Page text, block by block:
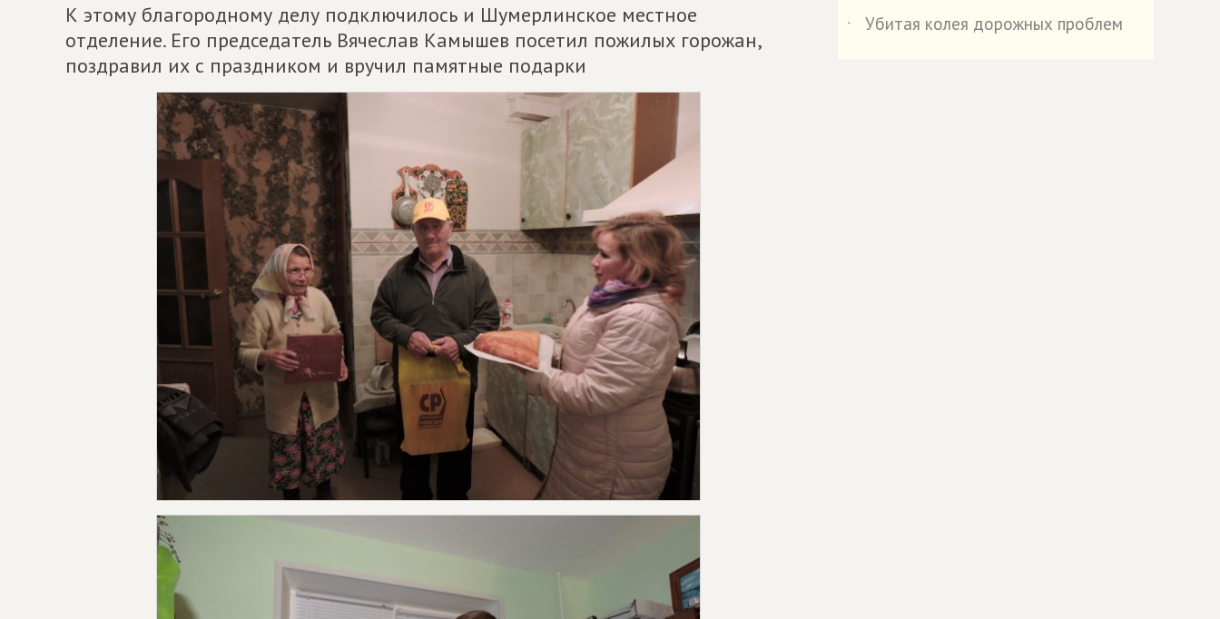
К этому благородному делу подключилось и Шумерлинское местное
отделение. Его председатель Вячеслав Камышев посетил пожилых горожан,
поздравил их с праздником и вручил памятные подарки
˙
Убитая колея дорожных проблем